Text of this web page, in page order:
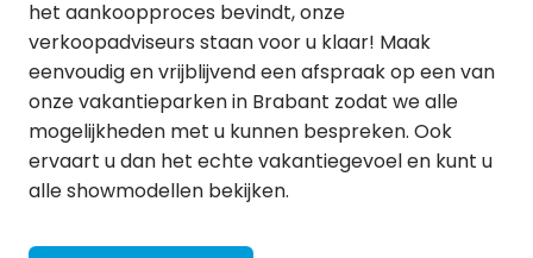
het aankoopproces bevindt, onze
verkoopadviseurs staan voor u klaar! Maak
eenvoudig en vrijblijvend een afspraak op een van
onze vakantieparken in Brabant zodat we alle
mogelijkheden met u kunnen bespreken. Ook
ervaart u dan het echte vakantiegevoel en kunt u
alle showmodellen bekijken.